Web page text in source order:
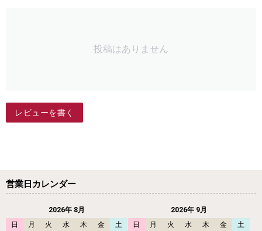
投稿はありません
レビューを書く
営業日カレンダー
2026年 8月
日
月 火 水 木 金
土
2026年 9月
日
月 火 水 木 金
土